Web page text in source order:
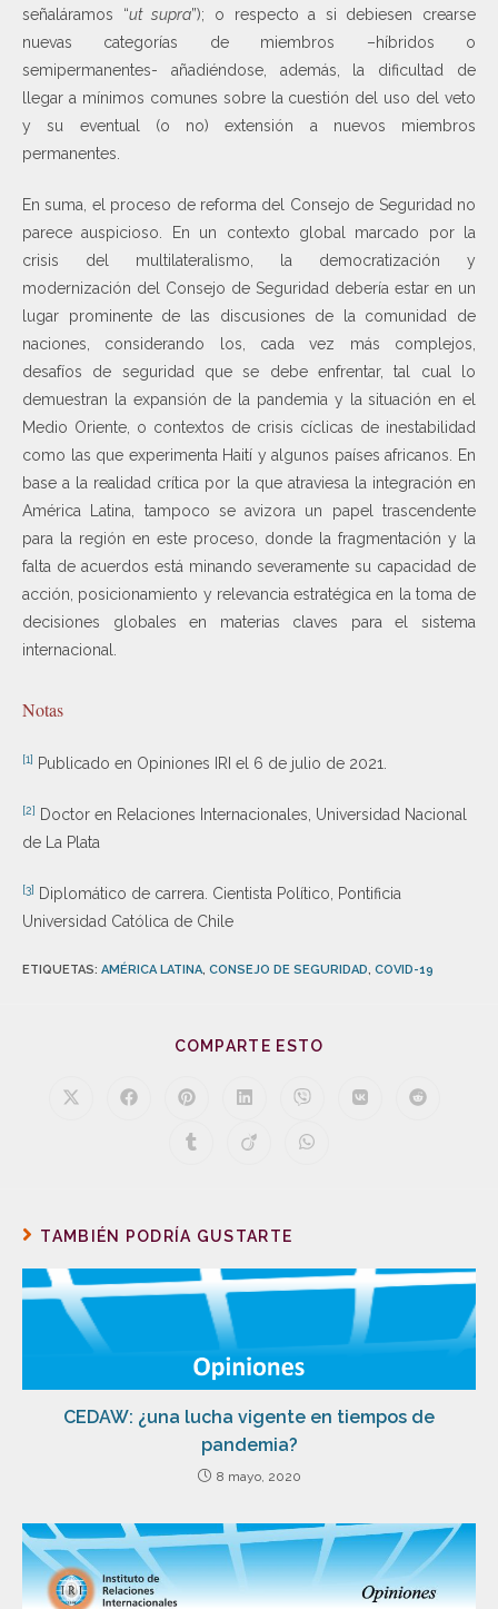
señaláramos “ut supra”); o respecto a si debiesen crearse
nuevas categorías de miembros –híbridos o
semipermanentes- añadiéndose, además, la dificultad de
llegar a mínimos comunes sobre la cuestión del uso del veto
y su eventual (o no) extensión a nuevos miembros
permanentes.
En suma, el proceso de reforma del Consejo de Seguridad no
parece auspicioso. En un contexto global marcado por la
crisis del multilateralismo, la democratización y
modernización del Consejo de Seguridad debería estar en un
lugar prominente de las discusiones de la comunidad de
naciones, considerando los, cada vez más complejos,
desafíos de seguridad que se debe enfrentar, tal cual lo
demuestran la expansión de la pandemia y la situación en el
Medio Oriente, o contextos de crisis cíclicas de inestabilidad
como las que experimenta Haití y algunos países africanos. En
base a la realidad crítica por la que atraviesa la integración en
América Latina, tampoco se avizora un papel trascendente
para la región en este proceso, donde la fragmentación y la
falta de acuerdos está minando severamente su capacidad de
acción, posicionamiento y relevancia estratégica en la toma de
decisiones globales en materias claves para el sistema
internacional.
Notas
[1] Publicado en Opiniones IRI el 6 de julio de 2021.
[2] Doctor en Relaciones Internacionales, Universidad Nacional
de La Plata
[3] Diplomático de carrera. Cientista Político, Pontificia
Universidad Católica de Chile
ETIQUETAS: AMÉRICA LATINA, CONSEJO DE SEGURIDAD, COVID-19
COMPARTE ESTO
TAMBIÉN PODRÍA GUSTARTE
CEDAW: ¿una lucha vigente en tiempos de
pandemia?
8 mayo, 2020